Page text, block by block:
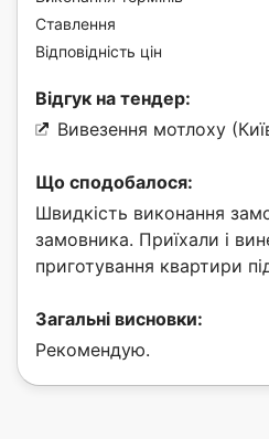
Ставлення
Відповідність цін
Відгук на тендер:
Вивезення мотлоху
Що сподобалося:
Швидкість виконання
замовника. Приїхали і
приготування квартири
Загальні висновки:
Рекомендую.